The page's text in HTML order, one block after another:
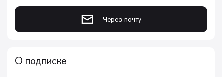
Через почту
О подписке